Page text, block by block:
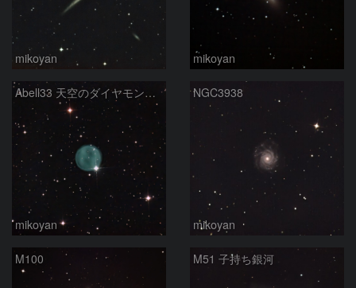
mikoyan mikoyan
Abell33 天空のダイヤモンドリング
mikoyan
NGC3938
mikoyan
M100 M51 子持ち銀河